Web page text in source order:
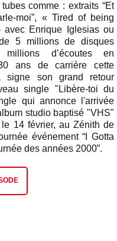
comme : extraits “Et
moi”, « Tired of being
Enrique Iglesias ou
5 millions de disques
d’écoutes en
ans de carrière cette
signe son grand retour
single "Libère-toi du
qui annonce l'arrivée
studio baptisé "VHS"
14 février, au Zénith de
événement “I Gotta
des années 2000”.